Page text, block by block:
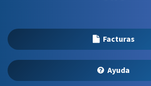
Facturas
Ayuda